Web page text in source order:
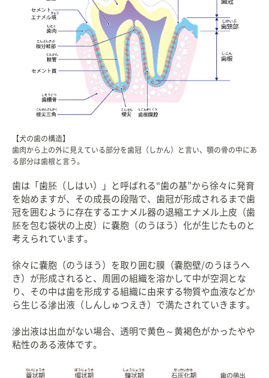
【犬の歯の構造】
歯肉から上の外に見えている部分を歯冠（しかん）と言い、顎の骨の中にあ
る部分は歯根と言う。
歯は「歯胚（しはい）」と呼ばれる“歯の基”から徐々に発育
を始めますが、その成長の段階で、歯冠が形成されるまで歯
冠を囲むように存在するエナメル器の退縮エナメル上皮（歯
胚を包む袋状の上皮）に嚢胞（のうほう）化が生じたものと
考えられています。
徐々に嚢胞（のうほう）を取り囲む膜（嚢胞壁/のうほうへ
き）が形成されると、周囲の組織を溶かして中が空洞とな
り、その中は歯を形成する組織に由来する物質や血液などか
ら生じる滲出液（しんしゅつえき）で満たされていきます。
滲出液は出血がない場合、透明で黄色～黄褐色がかったやや
粘性のある液体です。